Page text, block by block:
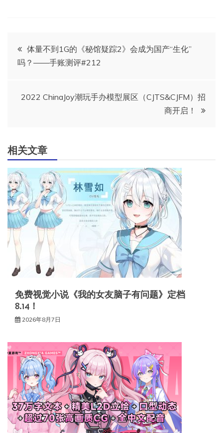
文
章
导
体量不到1G的《秘馆疑踪2》会成为国产“生化”
吗？——手账测评#212
2022 ChinaJoy潮玩手办模型展区（CJTS&CJFM）招
商开启！
相关文章
免费视觉小说《我的女友脑子有问题》定档
8.14！
2026年8月7日